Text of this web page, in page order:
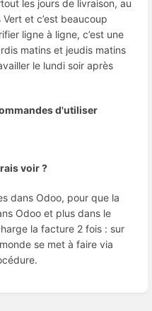
les jours de livraison, au
et c’est beaucoup
ligne à ligne, c’est une
matins et jeudis matins
le lundi soir après
d'utiliser
voir ?
dans Odoo, pour que la
Odoo et plus dans le
la facture 2 fois : sur
se met à faire via